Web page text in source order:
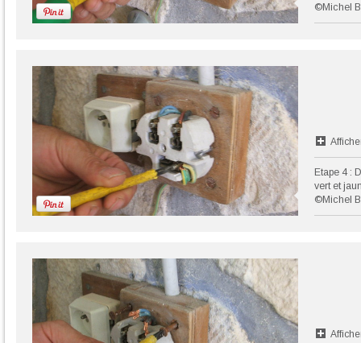
©Michel
Etape 4 :
vert et
©Michel